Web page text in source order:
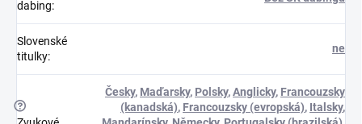
dabing:
Slovenské
titulky:
ne
?
Česky, Maďarsky, Polsky,Anglicky, Francouzsky
(kanadská), Francouzsky (evropská), Italsky,